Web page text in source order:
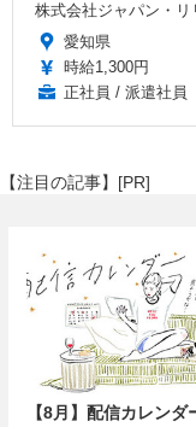
株式会社ジャパン・リ
愛知県
時給1,300円
正社員 / 派遣社員
【注目の記事】[PR]
【8月】配信カレンダ